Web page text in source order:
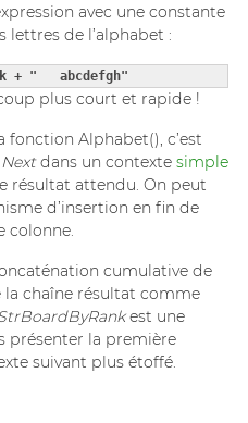
avec une constante
de l’alphabet :
+ "   abcdefgh"
plus court et rapide !
Alphabet(), c’est
dans un contexte simple
résultat attendu. On peut
d’insertion en fin de
colonne.
cumulative de
la chaîne résultat comme
est une
présenter la première
suivant plus étoffé.